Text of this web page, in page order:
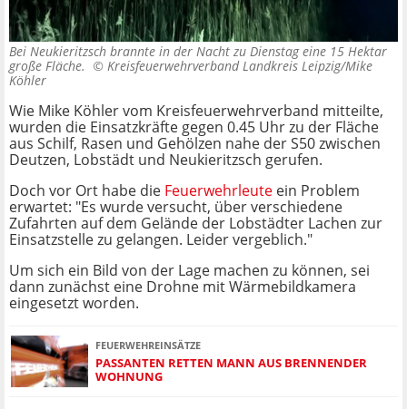
Bei Neukieritzsch brannte in der Nacht zu Dienstag eine 15 Hektar
große Fläche. © Kreisfeuerwehrverband Landkreis Leipzig/Mike
Köhler
Wie Mike Köhler vom Kreisfeuerwehrverband mitteilte,
wurden die Einsatzkräfte gegen 0.45 Uhr zu der Fläche
aus Schilf, Rasen und Gehölzen nahe der S50 zwischen
Deutzen, Lobstädt und Neukieritzsch gerufen.
Doch vor Ort habe die Feuerwehrleute ein Problem
erwartet: "Es wurde versucht, über verschiedene
Zufahrten auf dem Gelände der Lobstädter Lachen zur
Einsatzstelle zu gelangen. Leider vergeblich."
Um sich ein Bild von der Lage machen zu können, sei
dann zunächst eine Drohne mit Wärmebildkamera
eingesetzt worden.
FEUERWEHREINSÄTZE
PASSANTEN RETTEN MANN AUS BRENNENDER
WOHNUNG